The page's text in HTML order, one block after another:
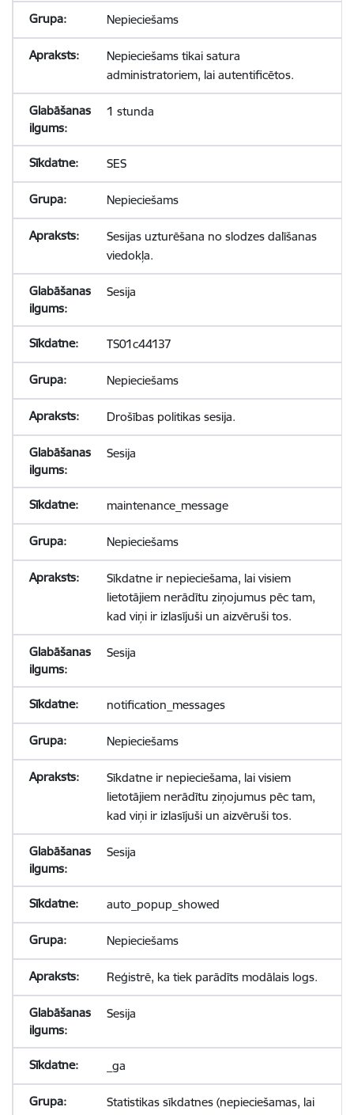
Nepieciešams
Nepieciešams tikai satura
administratoriem, lai autentificētos.
1 stunda
SES
Nepieciešams
Sesijas uzturēšana no slodzes dalīšanas
viedokļa.
Sesija
TS01c44137
Nepieciešams
Drošības politikas sesija.
Sesija
maintenance_message
Nepieciešams
Sīkdatne ir nepieciešama, lai visiem
lietotājiem nerādītu ziņojumus pēc tam,
kad viņi ir izlasījuši un aizvēruši tos.
Sesija
notification_messages
Nepieciešams
Sīkdatne ir nepieciešama, lai visiem
lietotājiem nerādītu ziņojumus pēc tam,
kad viņi ir izlasījuši un aizvēruši tos.
Sesija
auto_popup_showed
Nepieciešams
Reģistrē, ka tiek parādīts modālais logs.
Sesija
_ga
Statistikas sīkdatnes (nepieciešamas, lai